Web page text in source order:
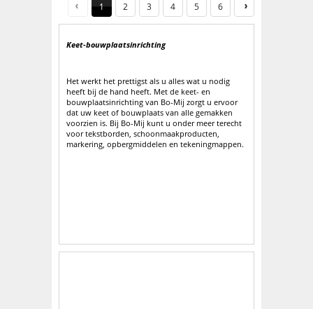
1 2 3 4 5 6
Keet-bouwplaatsinrichting
Het werkt het prettigst als u alles wat u nodig
heeft bij de hand heeft. Met de keet- en
bouwplaatsinrichting van Bo-Mij zorgt u ervoor
dat uw keet of bouwplaats van alle gemakken
voorzien is. Bij Bo-Mij kunt u onder meer terecht
voor tekstborden, schoonmaakproducten,
markering, opbergmiddelen en tekeningmappen.